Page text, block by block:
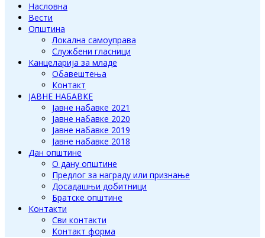
Насловна
Вести
Општина
Локална самоуправа
Службени гласници
Канцеларија за младе
Обавештења
Контакт
ЈАВНЕ НАБАВКЕ
Јавне набавке 2021
Јавне набавке 2020
Јавне набавке 2019
Јавне набавке 2018
Дан општине
О дану општине
Предлог за награду или признање
Досадашњи добитници
Братске општине
Контакти
Сви контакти
Контакт форма